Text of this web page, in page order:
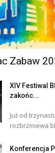
Zabaw
XIV Festiwal
zakońc...
Już od
rozbrzmiewa
Konferencja